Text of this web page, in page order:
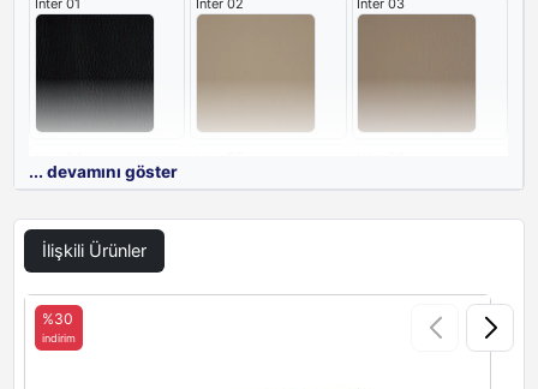
Inter 01 Inter 02 Inter 03
Inter 07
... devamını göster
İlişkili Ürünler
%30
indirim